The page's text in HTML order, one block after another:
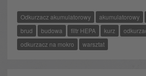
O
O
K
T
T
E
R
)
Odkurzacz akumulatorowy akumulatorowy
brud
budowa filtr HEPA kurz
odkurzacz na mokro
warsztat